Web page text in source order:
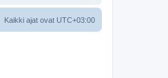
Kaikki ajat ovat UTC+03:00